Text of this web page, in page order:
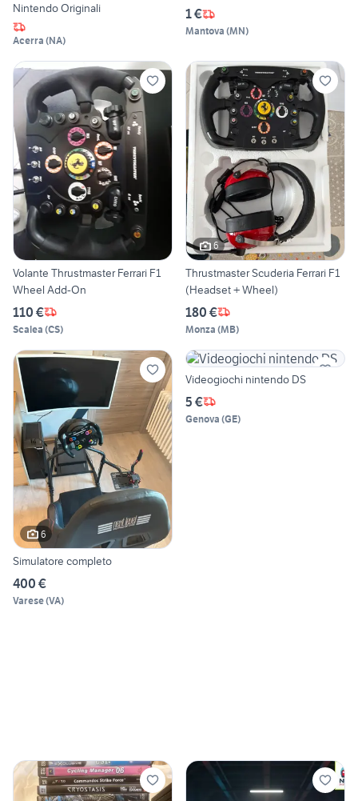
Nintendo Originali
Acerra (NA)
1 €
Mantova (MN)
Volante Thrustmaster Ferrari F1
Wheel Add-On
110 €
Scalea (CS)
6
Thrustmaster Scuderia Ferrari F1
(Headset + Wheel)
180 €
Monza (MB)
6
Simulatore completo
400 €
Varese(VA)
Videogiochi nintendo DS
5 €
Genova (GE)